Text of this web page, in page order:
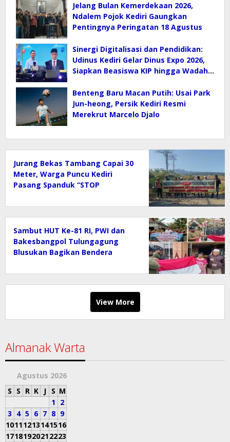
Jelang Bulan Kemerdekaan 2026,
Ndalem Pojok Kediri Gaungkan
Pentingnya Peringatan 18 Agustus
Sinergi Digitalisasi dan Pendidikan:
Udinus Kediri Gelar Dinus Expo 2026,
Siapkan Beasiswa KIP hingga Wadah
Benteng Baru Macan Putih: Usai Park
Jun-heong, Persik Kediri Resmi
Merekrut Marcelo Djalo
Jurang Bekas Tambang Capai 30
Meter, Warga Puncu Kediri
Pasang Spanduk “STOP
Mata Air
Sambut HUT Ke-81 RI, PWI dan
Bakesbangpol Tulungagung
Blusukan Bagikan Bendera
View More
Almanak Warta
Agustus 2026
S S R K J S M
1 2
3 4 5 6 7 8 9
10111213141516
17181920212223